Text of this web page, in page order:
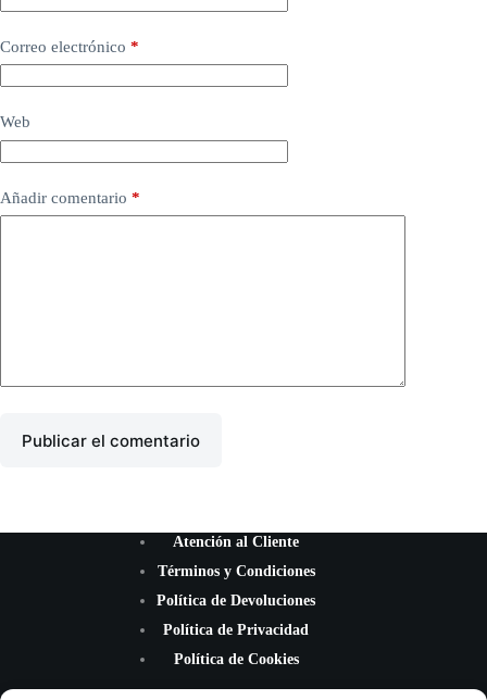
Correo electrónico *
Web
Añadir comentario *
Publicar el comentario
Atención al Cliente
Términos y Condiciones
Política de Devoluciones
Política de Privacidad
Política de Cookies